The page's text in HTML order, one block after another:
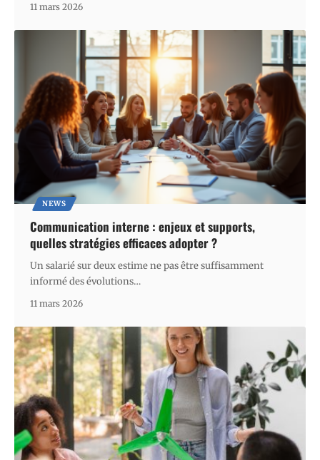
11 mars 2026
NEWS
Communication interne : enjeux et supports,
quelles stratégies efficaces adopter ?
Un salarié sur deux estime ne pas être suffisamment
informé des évolutions…
11 mars 2026